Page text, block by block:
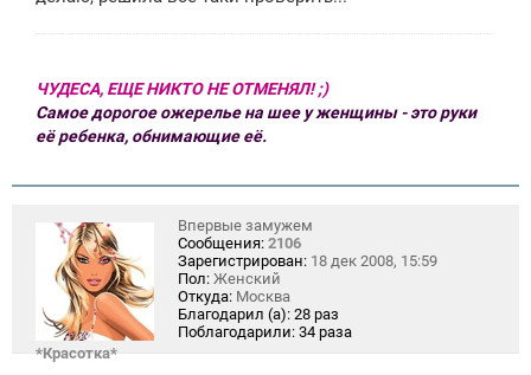
ЧУДЕСА, ЕЩЕ НИКТО НЕ ОТМЕНЯЛ! ;)
Самое дорогое ожерелье на шее у женщины - это руки
её ребенка, обнимающие её.
*Красотка*
Впервые замужем
Сообщения: 2106
Зарегистрирован: 18 дек 2008, 15:59
Пол: Женский
Откуда: Москва
Благодарил (а): 28 раз
Поблагодарили: 34 раза